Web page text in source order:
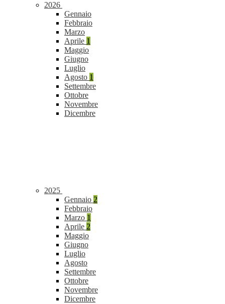
2026
Gennaio
Febbraio
Marzo
Aprile 1
Maggio
Giugno
Luglio
Agosto 1
Settembre
Ottobre
Novembre
Dicembre
2025
Gennaio 2
Febbraio
Marzo 1
Aprile 2
Maggio
Giugno
Luglio
Agosto
Settembre
Ottobre
Novembre
Dicembre